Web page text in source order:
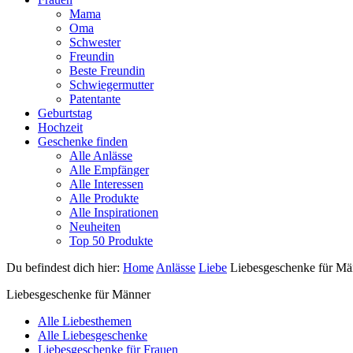
Mama
Oma
Schwester
Freundin
Beste Freundin
Schwiegermutter
Patentante
Geburtstag
Hochzeit
Geschenke finden
Alle Anlässe
Alle Empfänger
Alle Interessen
Alle Produkte
Alle Inspirationen
Neuheiten
Top 50 Produkte
Du befindest dich hier: Home Anlässe Liebe Liebesgeschenke für
Liebesgeschenke für Männer
Alle Liebesthemen
Alle Liebesgeschenke
Liebesgeschenke für Frauen